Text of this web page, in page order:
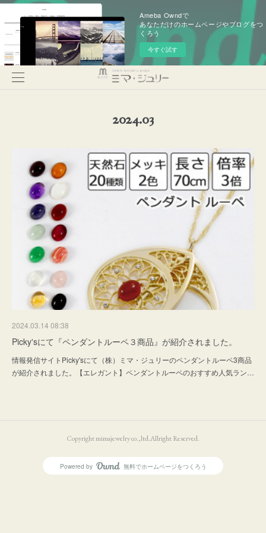
Ameba Owndで
あなただけのホームページやブログをつ
くろう
今すぐ試す
2024.03
2024.03.14 08:38
Picky'sにて『ペンダントルーペ３商品』が紹介されました。
情報発信サイトPicky'sにて（株）ミマ・ジュリーのペンダントルーペ3商品
が紹介されました。【エレガント】ペンダントルーペのおすすめ人気ラン…
Copyright mimajewelry co.,ltd.Allright Reserved.
Powered by AmebaOwnd
無料でホームページをつくろう